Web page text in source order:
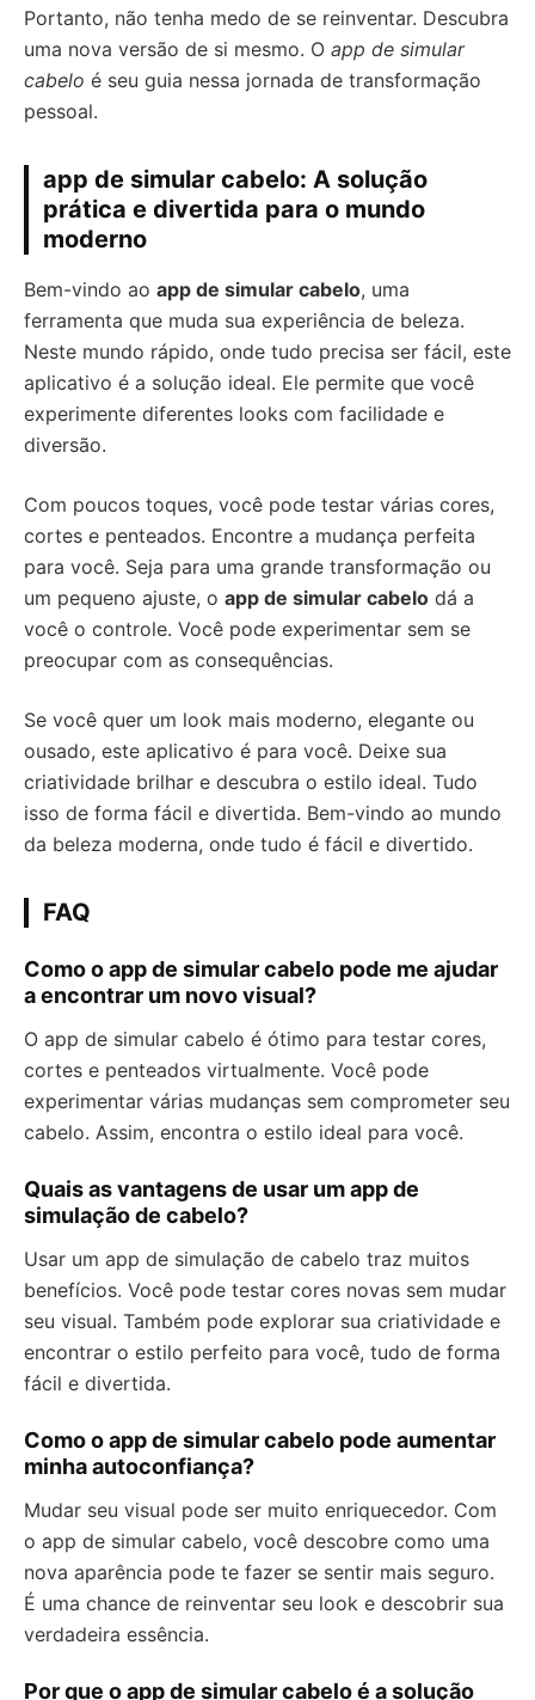
Portanto, não tenha medo de se reinventar. Descubra
uma nova versão de si mesmo. O app de simular
cabelo é seu guia nessa jornada de transformação
pessoal.
app de simular cabelo: A solução
prática e divertida para o mundo
moderno
Bem-vindo ao app de simular cabelo, uma
ferramenta que muda sua experiência de beleza.
Neste mundo rápido, onde tudo precisa ser fácil, este
aplicativo é a solução ideal. Ele permite que você
experimente diferentes looks com facilidade e
diversão.
Com poucos toques, você pode testar várias cores,
cortes e penteados. Encontre a mudança perfeita
para você. Seja para uma grande transformação ou
um pequeno ajuste, o app de simular cabelo dá a
você o controle. Você pode experimentar sem se
preocupar com as consequências.
Se você quer um look mais moderno, elegante ou
ousado, este aplicativo é para você. Deixe sua
criatividade brilhar e descubra o estilo ideal. Tudo
isso de forma fácil e divertida. Bem-vindo ao mundo
da beleza moderna, onde tudo é fácil e divertido.
FAQ
Como o app de simular cabelo pode me ajudar
a encontrar um novo visual?
O app de simular cabelo é ótimo para testar cores,
cortes e penteados virtualmente. Você pode
experimentar várias mudanças sem comprometer seu
cabelo. Assim, encontra o estilo ideal para você.
Quais as vantagens de usar um app de
simulação de cabelo?
Usar um app de simulação de cabelo traz muitos
benefícios. Você pode testar cores novas sem mudar
seu visual. Também pode explorar sua criatividade e
encontrar o estilo perfeito para você, tudo de forma
fácil e divertida.
Como o app de simular cabelo pode aumentar
minha autoconfiança?
Mudar seu visual pode ser muito enriquecedor. Com
o app de simular cabelo, você descobre como uma
nova aparência pode te fazer se sentir mais seguro.
É uma chance de reinventar seu look e descobrir sua
verdadeira essência.
Por que o app de simular cabelo é a solução